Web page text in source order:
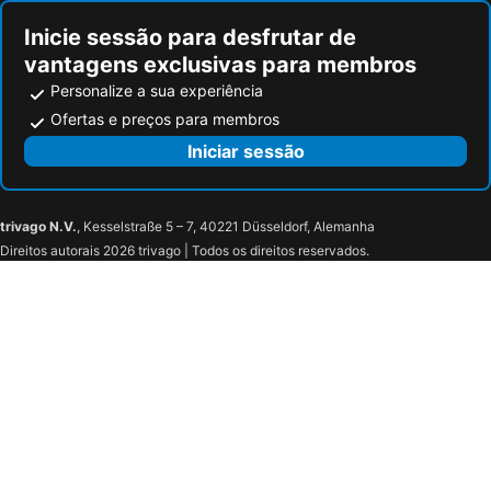
Inicie sessão para desfrutar de
vantagens exclusivas para membros
Personalize a sua experiência
Ofertas e preços para membros
Iniciar sessão
trivago N.V., Kesselstraße 5 – 7, 40221 Düsseldorf, Alemanha
Direitos autorais 2026 trivago | Todos os direitos reservados.